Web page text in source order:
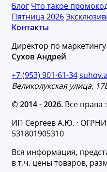
Блог Что такое
Пятница 2026
Контакты
Директор по
Сухов Андрей
+7 (953) 901-61-34
Великолукская улица,
© 2014 - 2026. Все
ИП Сергеев А.Ю. ·
531801905310
Вся информация,
в т.ч. цены товаров,